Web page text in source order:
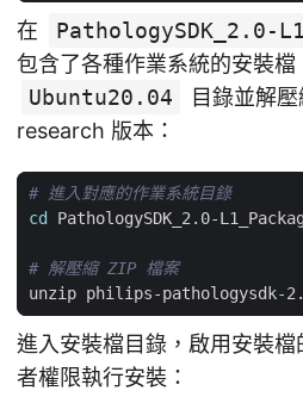
在 PathologySDK_2.0-
包含了各種作業系統的安裝檔
Ubuntu20.04
目錄並解
research 版本：
# 進入對應的作業系統目錄
cd
# 解壓縮 ZIP 檔案
進入安裝檔目錄，啟用安裝
者權限執行安裝：